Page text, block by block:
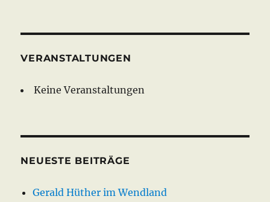
VERANSTALTUNGEN
Keine Veranstaltungen
NEUESTE BEITRÄGE
Gerald Hüther im Wendland